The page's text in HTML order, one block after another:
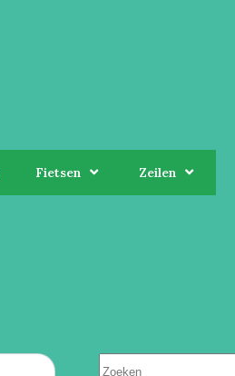
Fietsen Zeilen